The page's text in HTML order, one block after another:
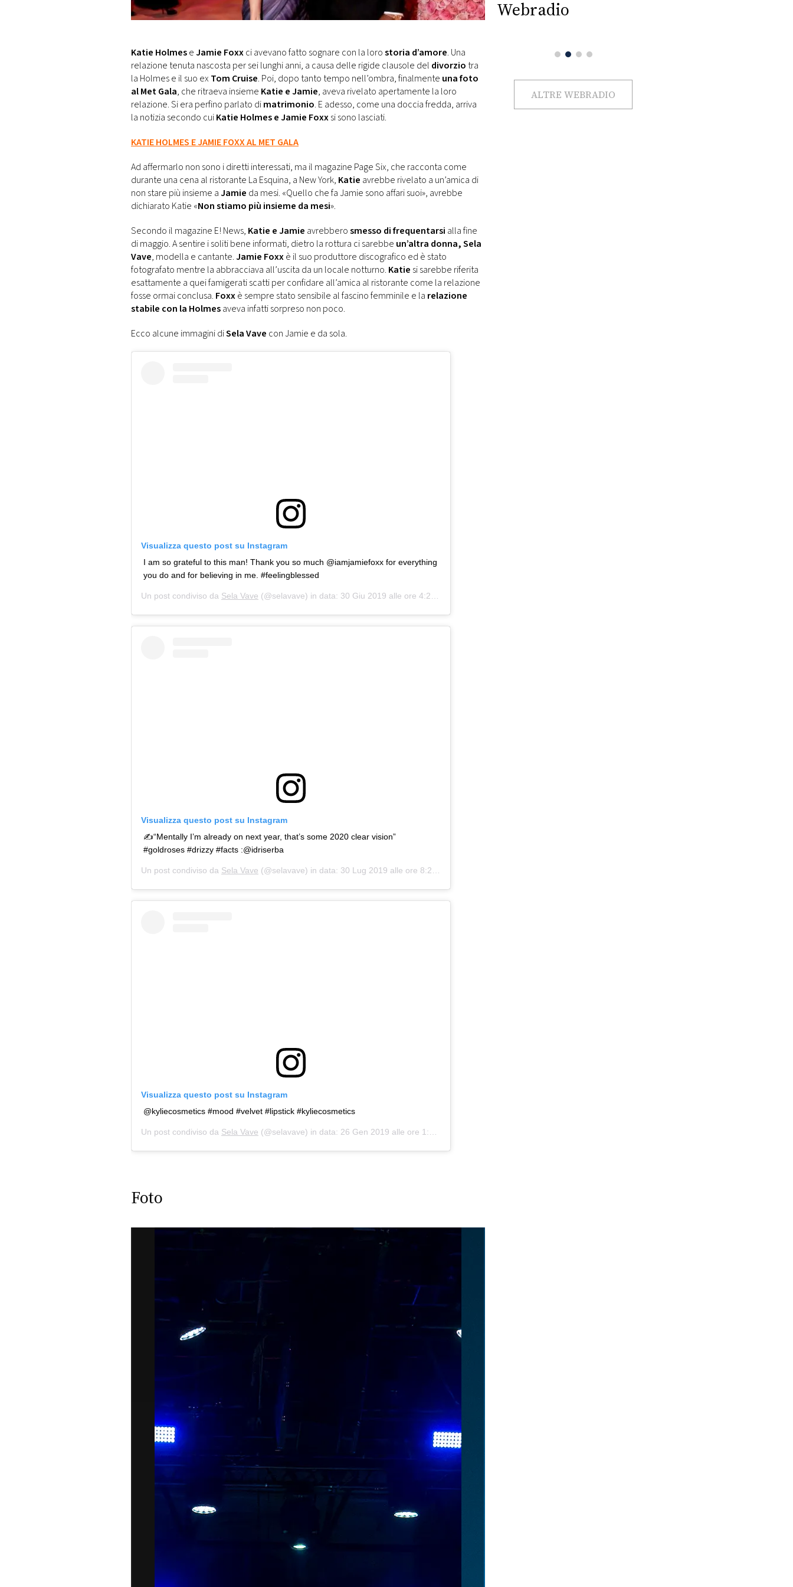
DI
MONACO
RMC
CONSIGLIA
Katie HolmeseJamie Foxxci avevano fatto sognare con la lorostoria d’amore. Una
relazione tenuta nascosta per sei lunghi anni, a causa delle rigide clausole del divorzio tra
la Holmes e il suo ex Tom Cruise. Poi, dopo tanto tempo nell’ombra, finalmente una foto
al Met Gala, che ritraeva insieme Katie e Jamie, aveva rivelato apertamente la loro
relazione. Si era perfino parlato dimatrimonio. E adesso, come una doccia fredda, arriva
la notizia secondo cuiKatie Holmes e Jamie Foxxsi sono lasciati.
KATIE HOLMES E JAMIE FOXX AL MET GALA
Ad affermarlo non sono i diretti interessati, ma il magazine Page Six, che racconta come
durante una cena al ristorante La Esquina, a New York, Katie avrebbe rivelato a un’amica di
non stare più insieme aJamie da mesi. «Quello che fa Jamie sono affari suoi», avrebbe
dichiarato Katie «Non stiamo più insieme da mesi».
Secondo il magazine E! News, Katie e Jamie avrebberosmesso di frequentarsi alla fine
di maggio. A sentire i soliti bene informati, dietro la rottura ci sarebbe un’altra donna, Sela
Vave, modella e cantante.Jamie Foxxè il suo produttore discografico ed è stato
fotografato mentre la abbracciava all’uscita da un locale notturno. Katie si sarebbe riferita
esattamente a quei famigerati scatti per confidare all’amica al ristorante come la relazione
fosse ormai conclusa. Foxxè sempre stato sensibile al fascino femminile e la relazione
stabile con la Holmesaveva infatti sorpreso non poco.
Ecco alcune immagini diSela Vave con Jamie e da sola.
Visualizza questo post su Instagram
I am so grateful to this man! Thank you so much @iamjamiefoxx for everything
you do and for believing in me. #feelingblessed
Un post condiviso da Sela Vave (@selavave) in data: 30 Giu 2019 alle ore 4:28 PDT
Visualizza questo post su Instagram
✍“Mentally I’m already on next year, that’s some 2020 clear vision”
#goldroses #drizzy #facts :@idriserba
Un post condiviso da Sela Vave (@selavave) in data: 30 Lug 2019 alle ore 8:24 PDT
Visualizza questo post su Instagram
@kyliecosmetics #mood #velvet #lipstick #kyliecosmetics
Un post condiviso da Sela Vave (@selavave) in data: 26 Gen 2019 alle ore 1:23 PST
Foto
Webradio
ALTRE WEBRADIO